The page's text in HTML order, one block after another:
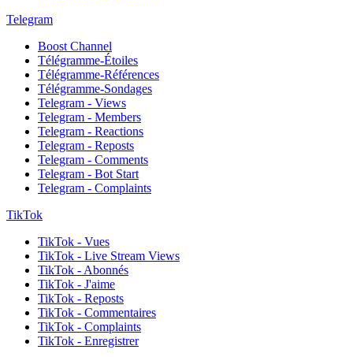
Telegram
Boost Channel
Télégramme-Étoiles
Télégramme-Références
Télégramme-Sondages
Telegram - Views
Telegram - Members
Telegram - Reactions
Telegram - Reposts
Telegram - Comments
Telegram - Bot Start
Telegram - Complaints
TikTok
TikTok - Vues
TikTok - Live Stream Views
TikTok - Abonnés
TikTok - J'aime
TikTok - Reposts
TikTok - Commentaires
TikTok - Complaints
TikTok - Enregistrer